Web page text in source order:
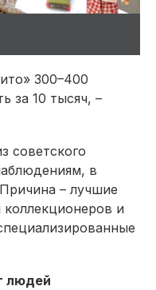
300–400
за 10 тысяч, –
советского
в
– лучшие
и
людей